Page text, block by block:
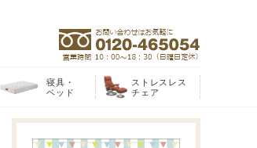
寝具・
ベッド
ストレスレス
チェア